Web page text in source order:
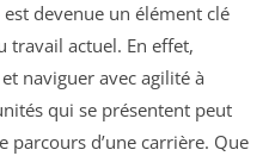
est devenue un élément clé
travail actuel. En effet,
et naviguer avec agilité à
qui se présentent peut
d’une carrière. Que